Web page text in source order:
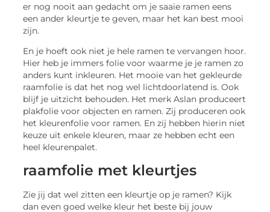
er nog nooit aan gedacht om je saaie ramen eens
een ander kleurtje te geven, maar het kan best mooi
zijn.
En je hoeft ook niet je hele ramen te vervangen hoor.
Hier heb je immers folie voor waarme je je ramen zo
anders kunt inkleuren. Het mooie van het gekleurde
raamfolie is dat het nog wel lichtdoorlatend is. Ook
blijf je uitzicht behouden. Het merk Aslan produceert
plakfolie voor objecten en ramen. Zij produceren ook
het kleurenfolie voor ramen. En zij hebben hierin niet
keuze uit enkele kleuren, maar ze hebben echt een
heel kleurenpalet.
raamfolie met kleurtjes
Zie jij dat wel zitten een kleurtje op je ramen? Kijk
dan even goed welke kleur het beste bij jouw